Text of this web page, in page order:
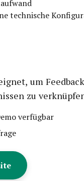
um
zu
verfügbar
technische